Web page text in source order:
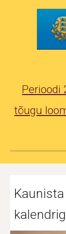
Perioodi
tõugu